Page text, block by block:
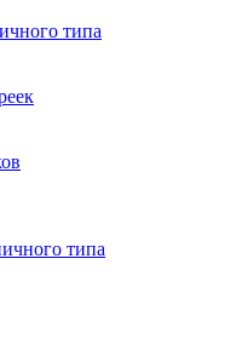
типа
типа